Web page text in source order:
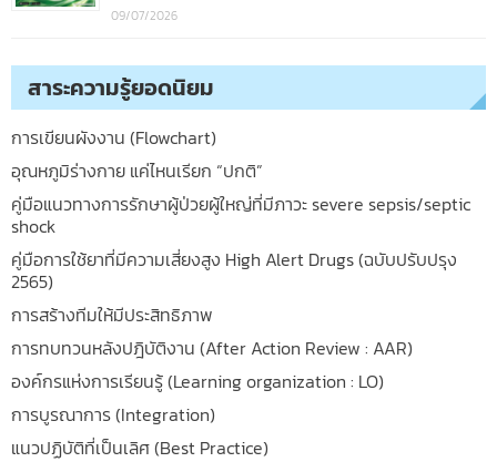
09/07/2026
สาระความรู้ยอดนิยม
การเขียนผังงาน (Flowchart)
อุณหภูมิร่างกาย แค่ไหนเรียก “ปกติ”
คู่มือแนวทางการรักษาผู้ป่วยผู้ใหญ่ที่มีภาวะ severe sepsis/septic
shock
คู่มือการใช้ยาที่มีความเสี่ยงสูง High Alert Drugs (ฉบับปรับปรุง
2565)
การสร้างทีมให้มีประสิทธิภาพ
การทบทวนหลังปฎิบัติงาน (After Action Review : AAR)
องค์กรแห่งการเรียนรู้ (Learning organization : LO)
การบูรณาการ (Integration)
แนวปฏิบัติที่เป็นเลิศ (Best Practice)